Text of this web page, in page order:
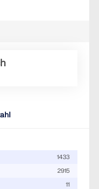
1433
2915
11